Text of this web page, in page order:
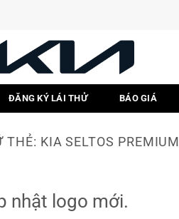
ĐĂNG KÝ LÁI THỬ BÁO GIÁ
THẺ: KIA SELTOS PREMIUM
nhật logo mới.